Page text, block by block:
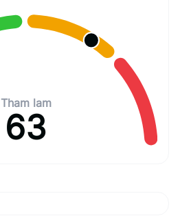
Tham lam
63